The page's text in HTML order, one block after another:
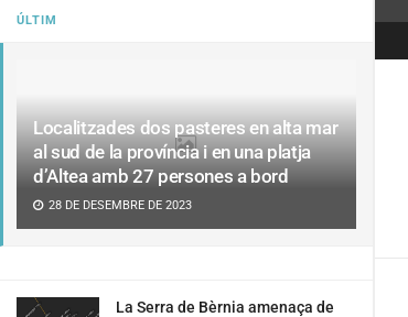
ÚLTIM
Localitzades dos pasteres en alta mar
al sud de la província i en una platja
d’Altea amb 27 persones a bord
28 DE DESEMBRE DE 2023
La Serra de Bèrnia amenaça de